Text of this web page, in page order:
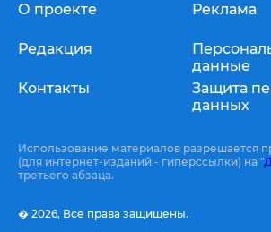
О проекте
Редакция
Контакты
Реклама
данные
Защита
данных
Использование материалов разрешается
(для интернет-изданий - гиперссылки) на "
третьего абзаца.
� 2026, Все права защищены.